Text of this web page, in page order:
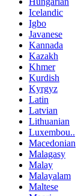
Icelandic
Igbo
Javanese
Kannada
Kazakh
Khmer
Kurdish
Kyrgyz
Latin
Latvian
Lithuanian
Luxembou..
Macedonian
Malagasy
Malay
Malayalam
Maltese